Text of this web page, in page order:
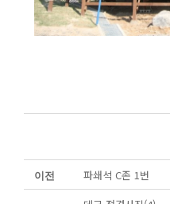
이전 파쇄석 C존 1번